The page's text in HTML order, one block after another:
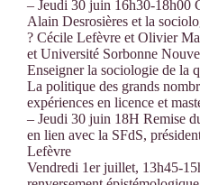
– Jeudi 30 juin 16h30-18h00
Alain Desrosières et la
? Cécile Lefèvre et Olivier
et Université Sorbonne
Enseigner la sociologie de la
La politique des grands
expériences en licence et
– Jeudi 30 juin 18H Remise
en lien avec la SFdS,
Lefèvre
Vendredi 1er juillet, 13h45-